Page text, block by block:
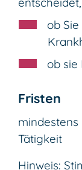
ob
ob sie
Fristen
Tätigkeit
Hinweis: